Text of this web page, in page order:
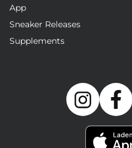
App
Sneaker Releases
Supplements